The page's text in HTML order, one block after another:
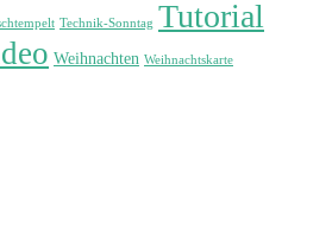
Technik-Sonntag Tutorial
Weihnachten Weihnachtskarte